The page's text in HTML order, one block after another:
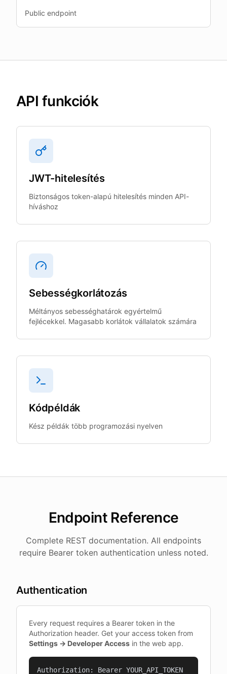
Public endpoint
API funkciók
JWT-hitelesítés
Biztonságos token-alapú hitelesítés minden API-
híváshoz
Sebességkorlátozás
Méltányos sebességhatárok egyértelmű
fejlécekkel. Magasabb korlátok vállalatok számára
Kódpéldák
Kész példák több programozási nyelven
Endpoint Reference
Complete REST documentation. All endpoints
require Bearer token authentication unless noted.
Authentication
Every request requires a Bearer token in the
Authorization header. Get your access token from
Settings → Developer Access in the web app.
Authorization: Bearer YOUR_API_TOKEN